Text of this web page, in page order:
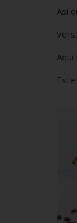
Así
Aquí